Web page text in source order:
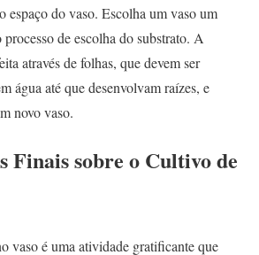
espaço do vaso. Escolha um vaso um
de escolha do substrato. A
através de folhas, que devem ser
água até que desenvolvam raízes, e
novo vaso.
Finais sobre o Cultivo de
vaso é uma atividade gratificante que